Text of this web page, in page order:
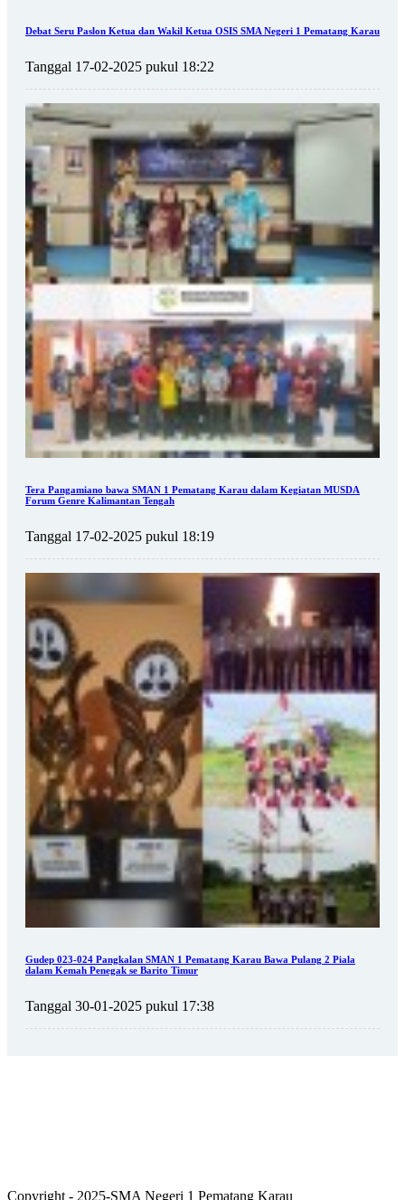
Debat Seru Paslon Ketua dan Wakil Ketua OSIS SMA Negeri 1 Pematang Karau
Tanggal 17-02-2025 pukul 18:22
Tera Pangamiano bawa SMAN 1 Pematang Karau dalam Kegiatan MUSDA
Forum Genre Kalimantan Tengah
Tanggal 17-02-2025 pukul 18:19
Gudep 023-024 Pangkalan SMAN 1 Pematang Karau Bawa Pulang 2 Piala
dalam Kemah Penegak se Barito Timur
Tanggal 30-01-2025 pukul 17:38
Copyright - 2025-SMA Negeri 1 Pematang Karau